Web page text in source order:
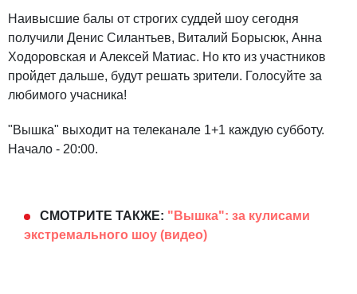
Наивысшие балы от строгих суддей шоу сегодня
получили Денис Силантьев, Виталий Борысюк, Анна
Ходоровская и Алексей Матиас. Но кто из участников
пройдет дальше, будут решать зрители. Голосуйте за
любимого учасника!
"Вышка" выходит на телеканале 1+1 каждую субботу.
Начало - 20:00.
СМОТРИТЕ ТАКЖЕ: "Вышка": за кулисами
экстремального шоу (видео)